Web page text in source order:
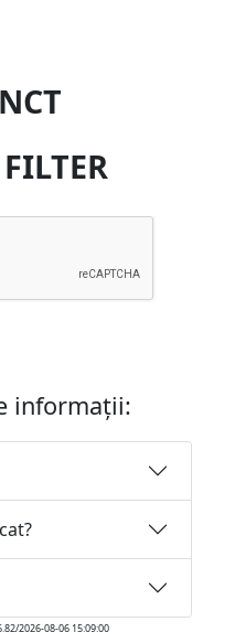
informații:
2026-08-06 15:09:00